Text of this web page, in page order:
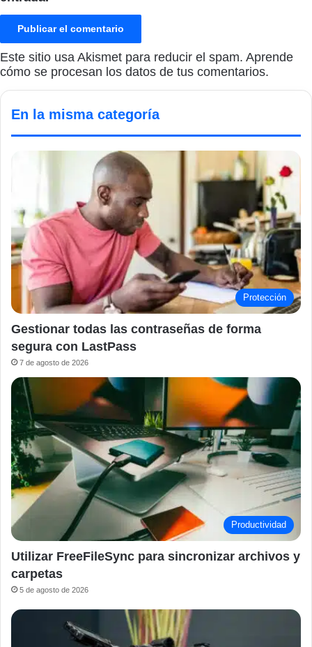
Este sitio usa Akismet para reducir el spam. Aprende
cómo se procesan los datos de tus comentarios.
En la misma categoría
Protección
Gestionar todas las contraseñas de forma
segura con LastPass
7 de agosto de 2026
Productividad
Utilizar FreeFileSync para sincronizar archivos y
carpetas
5 de agosto de 2026